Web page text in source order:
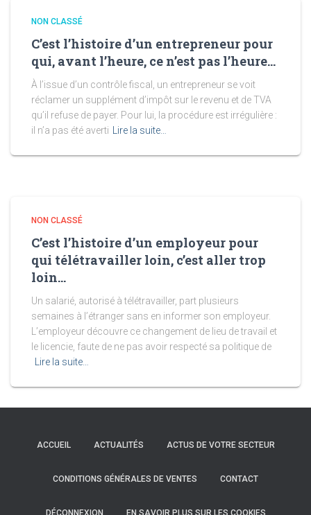
NON CLASSÉ
C’est l’histoire d’un entrepreneur pour
qui, avant l’heure, ce n’est pas l’heure…
À l’issue d’un contrôle fiscal, un entrepreneur se voit
réclamer un supplément d’impôt sur le revenu et de TVA
qu’il refuse de payer. Pour lui, la procédure est irrégulière :
il n’a pas été averti
Lire la suite…
NON CLASSÉ
C’est l’histoire d’un employeur pour
qui télétravailler loin, c’est aller trop
loin…
Un salarié, autorisé à télétravailler, part plusieurs
semaines à l’étranger sans en informer son employeur.
L’employeur découvre ce changement de lieu de travail et
le licencie, faute de ne pas avoir respecté sa politique de
Lire la suite…
ACCUEIL ACTUALITÉS ACTUS DE VOTRE SECTEUR
CONDITIONS GÉNÉRALES DE VENTES CONTACT
DÉCONNEXION EN SAVOIR PLUS SUR LES COOKIES